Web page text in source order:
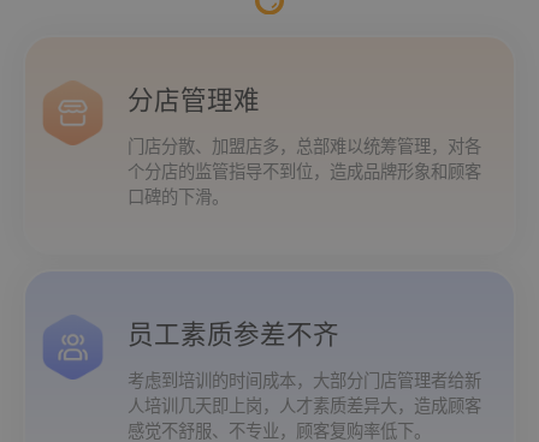
AI巡店机器人
母婴行业
分店管理难
门店分散、加盟店多，总部难以统筹管理，对各
个分店的监管指导不到位，造成品牌形象和顾客
口碑的下滑。
员工素质参差不齐
考虑到培训的时间成本，大部分门店管理者给新
人培训几天即上岗，人才素质差异大，造成顾客
感觉不舒服、不专业，顾客复购率低下。